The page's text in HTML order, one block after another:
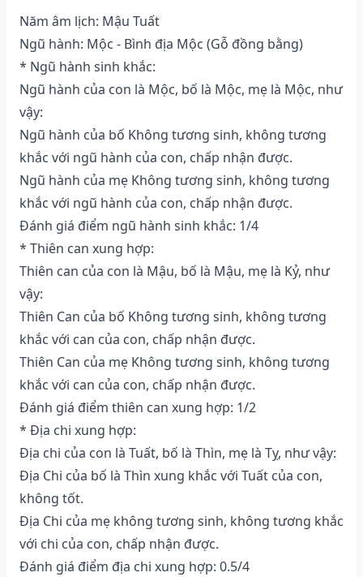
Năm âm lịch: Mậu Tuất
Ngũ hành: Mộc - Bình địa Mộc (Gỗ đồng bằng)
* Ngũ hành sinh khắc:
Ngũ hành của con là Mộc, bố là Mộc, mẹ là Mộc, như
vậy:
Ngũ hành của bố Không tương sinh, không tương
khắc với ngũ hành của con, chấp nhận được.
Ngũ hành của mẹ Không tương sinh, không tương
khắc với ngũ hành của con, chấp nhận được.
Đánh giá điểm ngũ hành sinh khắc: 1/4
* Thiên can xung hợp:
Thiên can của con là Mậu, bố là Mậu, mẹ là Kỷ, như
vậy:
Thiên Can của bố Không tương sinh, không tương
khắc với can của con, chấp nhận được.
Thiên Can của mẹ Không tương sinh, không tương
khắc với can của con, chấp nhận được.
Đánh giá điểm thiên can xung hợp: 1/2
* Địa chi xung hợp:
Địa chi của con là Tuất, bố là Thìn, mẹ là Tỵ, như vậy:
Địa Chi của bố là Thìn xung khắc với Tuất của con,
không tốt.
Địa Chi của mẹ không tương sinh, không tương khắc
với chi của con, chấp nhận được.
Đánh giá điểm địa chi xung hợp: 0.5/4